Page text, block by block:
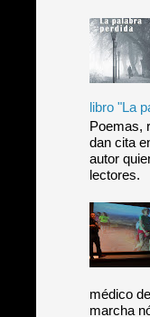
libro "La
Poemas,
dan cita
autor
lectores.
médico
marcha